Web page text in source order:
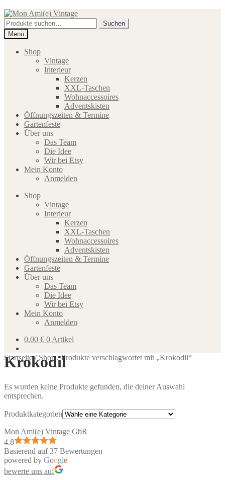
Zur
Navigation
springen
Zum
Inhalt
springen
Suche
nach:
Suchen
Menü
Shop
Vintage
Interieur
Kerzen
XXL-Taschen
Wohnaccessoires
Adventskisten
Öffnungszeiten & Termine
Gartenfeste
Über uns
Das Team
Die Idee
Wir bei Etsy
Mein Konto
Anmelden
Shop
Vintage
Interieur
Kerzen
XXL-Taschen
Wohnaccessoires
Adventskisten
Öffnungszeiten & Termine
Gartenfeste
Über uns
Das Team
Die Idee
Wir bei Etsy
Mein Konto
Anmelden
0,00 € 0 Artikel
Startseite/ Shop/Produkte verschlagwortet mit „Krokodil“
Krokodil
Es wurden keine Produkte gefunden, die deiner Auswahl
entsprechen.
Produktkategorien
Mon Ami(e) Vintage GbR
4.8
Basierend auf 37 Bewertungen
powered by Google
bewerte uns auf